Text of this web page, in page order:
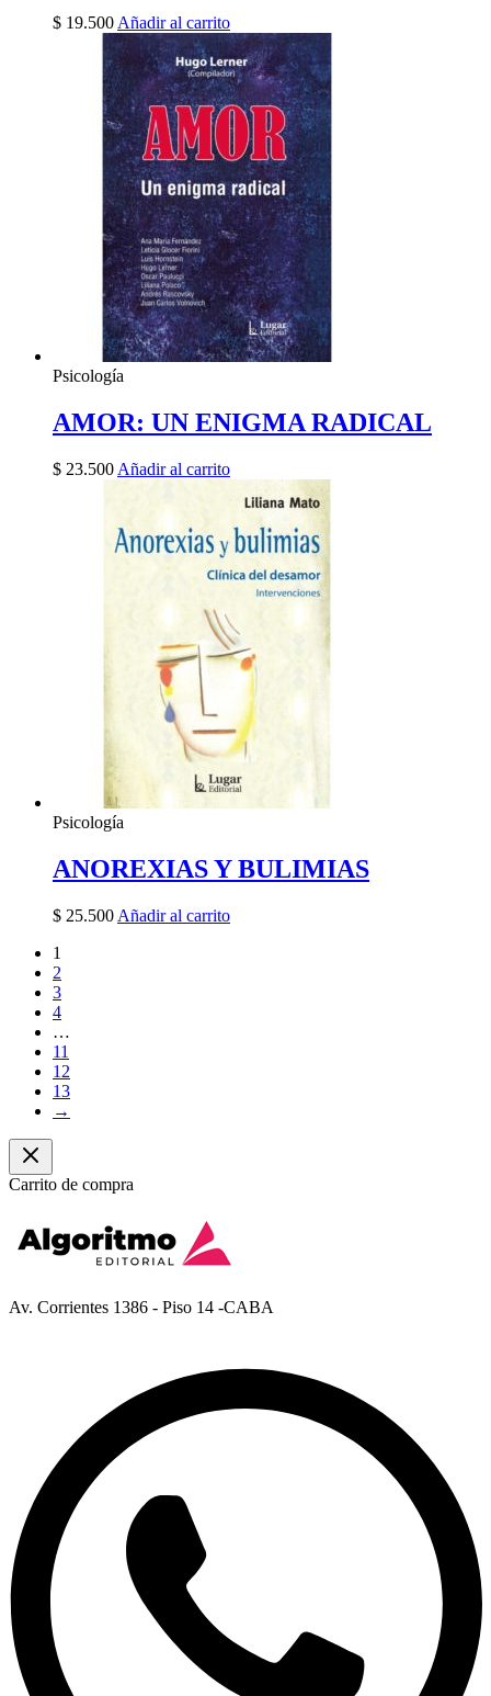
$ 19.500 Añadir al carrito
Psicología
AMOR: UN ENIGMA RADICAL
$ 23.500 Añadir al carrito
Psicología
ANOREXIAS Y BULIMIAS
$ 25.500 Añadir al carrito
1
2
3
4
…
11
12
13
→
Carrito de compra
Av. Corrientes 1386 - Piso 14 -CABA